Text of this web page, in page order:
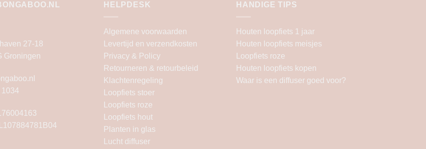
27-18
Groningen
HELPDESK
Algemene voorwaarden
Levertijd en verzendkosten
Privacy & Policy
Retourneren & retourbeleid
Klachtenregeling
Loopfiets stoer
Loopfiets roze
Loopfiets hout
Planten in glas
Lucht diffuser
HANDIGE TIPS
Houten loopfiets 1 jaar
Houten loopfiets meisjes
Loopfiets roze
Houten loopfiets kopen
Waar is een diffuser goed voor?